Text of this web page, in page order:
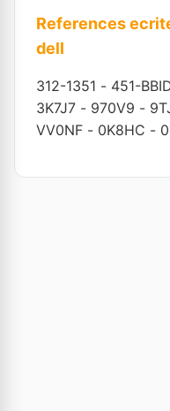
References
dell
312-1351 - 451-
3K7J7 - 970V9 -
VV0NF - 0K8HC -